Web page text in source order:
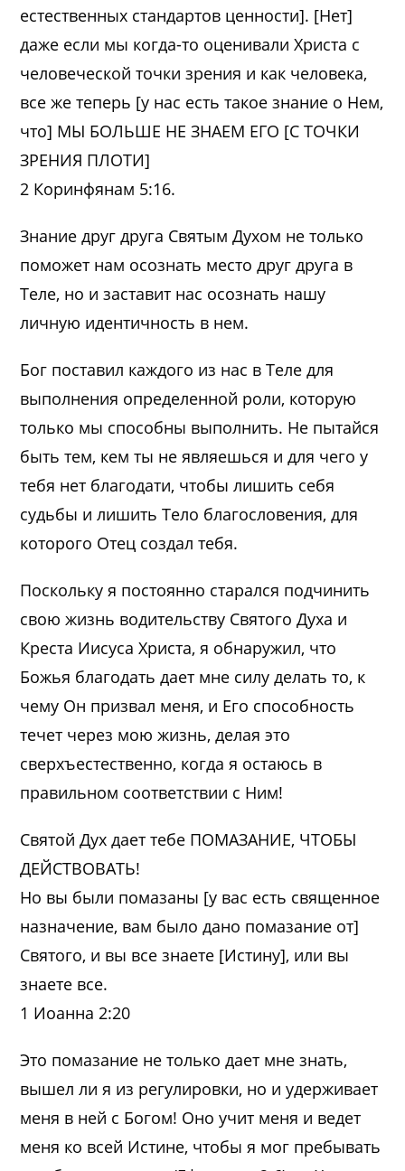
естественных стандартов ценности]. [Нет]
даже если мы когда-то оценивали Христа с
человеческой точки зрения и как человека,
все же теперь [у нас есть такое знание о Нем,
что] МЫ БОЛЬШЕ НЕ ЗНАЕМ ЕГО [С ТОЧКИ
ЗРЕНИЯ ПЛОТИ]
2 Коринфянам 5:16.
Знание друг друга Святым Духом не только
поможет нам осознать место друг друга в
Теле, но и заставит нас осознать нашу
личную идентичность в нем.
Бог поставил каждого из нас в Теле для
выполнения определенной роли, которую
только мы способны выполнить. Не пытайся
быть тем, кем ты не являешься и для чего у
тебя нет благодати, чтобы лишить себя
судьбы и лишить Тело благословения, для
которого Отец создал тебя.
Поскольку я постоянно старался подчинить
свою жизнь водительству Святого Духа и
Креста Иисуса Христа, я обнаружил, что
Божья благодать дает мне силу делать то, к
чему Он призвал меня, и Его способность
течет через мою жизнь, делая это
сверхъестественно, когда я остаюсь в
правильном соответствии с Ним!
Святой Дух дает тебе ПОМАЗАНИЕ, ЧТОБЫ
ДЕЙСТВОВАТЬ!
Но вы были помазаны [у вас есть священное
назначение, вам было дано помазание от]
Святого, и вы все знаете [Истину], или вы
знаете все.
1 Иоанна 2:20
Это помазание не только дает мне знать,
вышел ли я из регулировки, но и удерживает
меня в ней с Богом! Оно учит меня и ведет
меня ко всей Истине, чтобы я мог пребывать